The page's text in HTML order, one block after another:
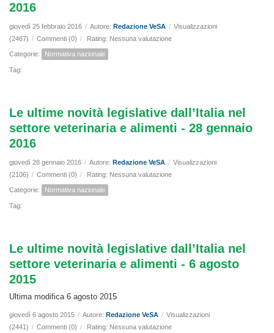
2016
giovedì 25 febbraio 2016 / Autore: Redazione VeSA / Visualizzazioni
(2467) / Commenti (0) / Rating: Nessuna valutazione
Categorie: Normativa nazionale
Tag:
Le ultime novità legislative dall’Italia nel
settore veterinaria e alimenti - 28 gennaio
2016
giovedì 28 gennaio 2016 / Autore: Redazione VeSA / Visualizzazioni
(2106) / Commenti (0) / Rating: Nessuna valutazione
Categorie: Normativa nazionale
Tag:
Le ultime novità legislative dall’Italia nel
settore veterinaria e alimenti - 6 agosto
2015
Ultima modifica 6 agosto 2015
giovedì 6 agosto 2015 / Autore: Redazione VeSA / Visualizzazioni
(2441) / Commenti (0) / Rating: Nessuna valutazione